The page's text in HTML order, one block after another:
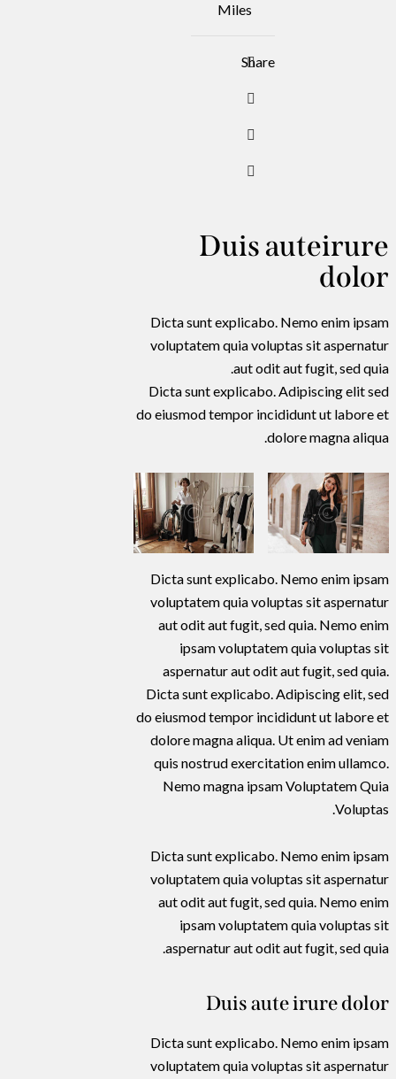
Miles
Share
Duis auteirure
dolor
Dicta sunt explicabo. Nemo enim ipsam
voluptatem quia voluptas sit aspernatur
aut odit aut fugit, sed quia.
Dicta sunt explicabo. Adipiscing elit sed
do eiusmod tempor incididunt ut labore et
dolore magna aliqua.
Dicta sunt explicabo. Nemo enim ipsam
voluptatem quia voluptas sit aspernatur
aut odit aut fugit, sed quia. Nemo enim
ipsam voluptatem quia voluptas sit
aspernatur aut odit aut fugit, sed quia.
Dicta sunt explicabo. Adipiscing elit, sed
do eiusmod tempor incididunt ut labore et
dolore magna aliqua. Ut enim ad veniam
quis nostrud exercitation enim ullamco.
Nemo magna ipsamVoluptatem Quia
Voluptas.
Dicta sunt explicabo. Nemo enim ipsam
voluptatem quia voluptas sit aspernatur
aut odit aut fugit, sed quia. Nemo enim
ipsam voluptatem quia voluptas sit
aspernatur aut odit aut fugit, sed quia.
Duis aute irure dolor
Dicta sunt explicabo. Nemo enim ipsam
voluptatem quia voluptas sit aspernatur